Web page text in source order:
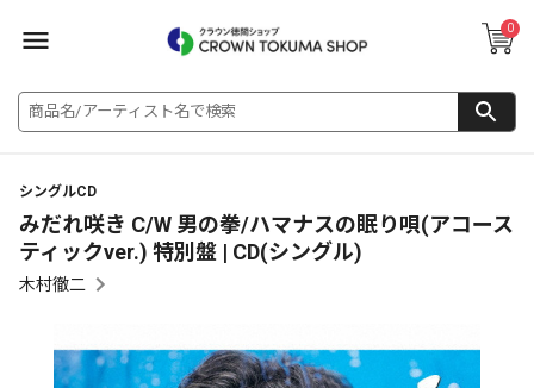
0
シングルCD
みだれ咲き C/W 男の拳/ハマナスの眠り唄(アコース
ティックver.) 特別盤 | CD(シングル)
木村徹二